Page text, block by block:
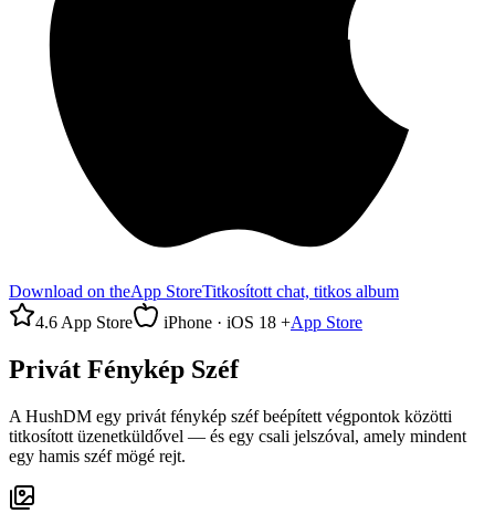
Download on theApp StoreTitkosított chat, titkos album
4.6 App Store
iPhone · iOS 18 +App Store
Privát Fénykép Széf
A HushDM egy privát fénykép széf beépített végpontok közötti
titkosított üzenetküldővel — és egy csali jelszóval, amely mindent
egy hamis széf mögé rejt.